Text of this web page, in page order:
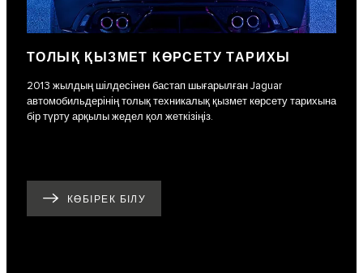
ТОЛЫҚ ҚЫЗМЕТ КӨРСЕТУ ТАРИХЫ
2013 жылдың шілдесінен бастап шығарылған Jaguar
автомобильдерінің толық техникалық қызмет көрсету тарихына
бір түрту арқылы жедел қол жеткізіңіз.
КӨБІРЕК БІЛУ